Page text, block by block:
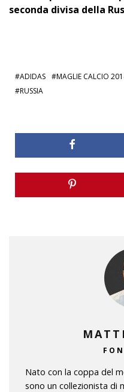
seconda divisa della
ADIDAS MAGLIE CALCIO
RUSSIA
Nato con la coppa del
sono un collezionista di